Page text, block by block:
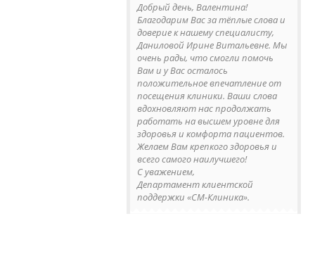
Добрый день, Валентина!
Благодарим Вас за тёплые слова и
доверие к нашему специалисту,
Даниловой Ирине Витальевне. Мы
очень рады, что смогли помочь
Вам и у Вас осталось
положительное впечатление от
посещения клиники. Ваши слова
вдохновляют нас продолжать
работать на высшем уровне для
здоровья и комфорта пациентов.
Желаем Вам крепкого здоровья и
всего самого наилучшего!
С уважением,
Департамент клиентской
поддержки «СМ-Клиника».